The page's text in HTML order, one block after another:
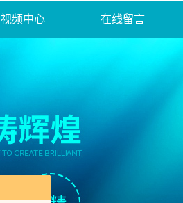
视频中心 在线留言